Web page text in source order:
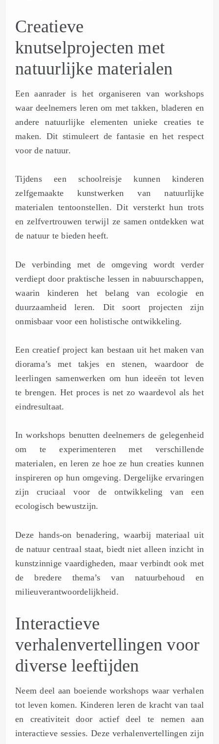
Creatieve
knutselprojecten met
natuurlijke materialen
Een aanrader is het organiseren van workshops
waar deelnemers leren om met takken, bladeren en
andere natuurlijke elementen unieke creaties te
maken. Dit stimuleert de fantasie en het respect
voor de natuur.
Tijdens een schoolreisje kunnen kinderen
zelfgemaakte kunstwerken van natuurlijke
materialen tentoonstellen. Dit versterkt hun trots
en zelfvertrouwen terwijl ze samen ontdekken wat
de natuur te bieden heeft.
De verbinding met de omgeving wordt verder
verdiept door praktische lessen in nabuurschappen,
waarin kinderen het belang van ecologie en
duurzaamheid leren. Dit soort projecten zijn
onmisbaar voor een holistische ontwikkeling.
Een creatief project kan bestaan uit het maken van
diorama’s met takjes en stenen, waardoor de
leerlingen samenwerken om hun ideeën tot leven
te brengen. Het proces is net zo waardevol als het
eindresultaat.
In workshops benutten deelnemers de gelegenheid
om te experimenteren met verschillende
materialen, en leren ze hoe ze hun creaties kunnen
inspireren op hun omgeving. Dergelijke ervaringen
zijn cruciaal voor de ontwikkeling van een
ecologisch bewustzijn.
Deze hands-on benadering, waarbij materiaal uit
de natuur centraal staat, biedt niet alleen inzicht in
kunstzinnige vaardigheden, maar verbindt ook met
de bredere thema’s van natuurbehoud en
milieuverantwoordelijkheid.
Interactieve
verhalenvertellingen voor
diverse leeftijden
Neem deel aan boeiende workshops waar verhalen
tot leven komen. Kinderen leren de kracht van taal
en creativiteit door actief deel te nemen aan
interactieve sessies. Deze verhalenvertellingen zijn